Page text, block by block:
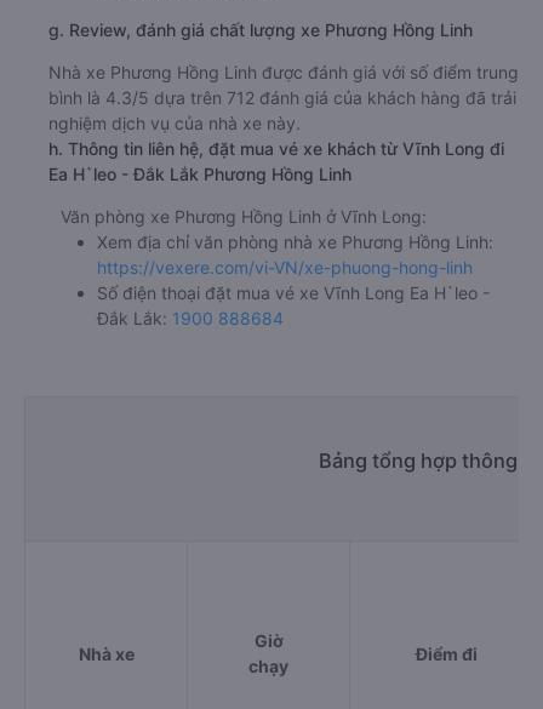
g. Review, đánh giá chất lượng xe Phương Hồng Linh
Nhà xe Phương Hồng Linh được đánh giá với số điểm trung
bình là 4.3/5 dựa trên 712 đánh giá của khách hàng đã trải
nghiệm dịch vụ của nhà xe này.
h. Thông tin liên hệ, đặt mua vé xe khách từ Vĩnh Long đi
Ea H`leo - Đắk Lắk Phương Hồng Linh
Văn phòng xe Phương Hồng Linh ở Vĩnh Long:
Xem địa chỉ văn phòng nhà xe Phương Hồng Linh:
https://vexere.com/vi-VN/xe-phuong-hong-linh
Số điện thoại đặt mua vé xe Vĩnh Long Ea H`leo -
Đắk Lắk: 1900 888684
Bảng tổng hợp thông
Nhà xe
Giờ
chạy
Điểm đi